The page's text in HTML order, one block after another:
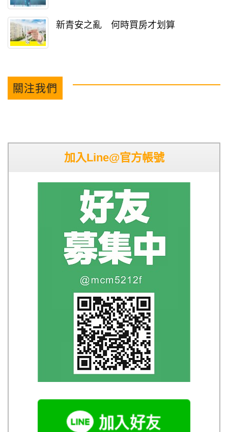
新青安之亂 何時買房才划算
關注我們
加入Line@官方帳號